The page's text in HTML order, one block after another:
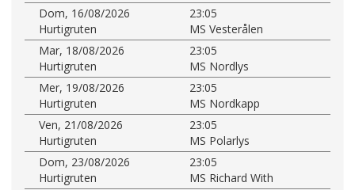
Dom, 16/08/2026
23:05
Hurtigruten
MS Vesterålen
Mar, 18/08/2026
23:05
Hurtigruten
MS Nordlys
Mer, 19/08/2026
23:05
Hurtigruten
MS Nordkapp
Ven, 21/08/2026
23:05
Hurtigruten
MS Polarlys
Dom, 23/08/2026
23:05
Hurtigruten
MS Richard With